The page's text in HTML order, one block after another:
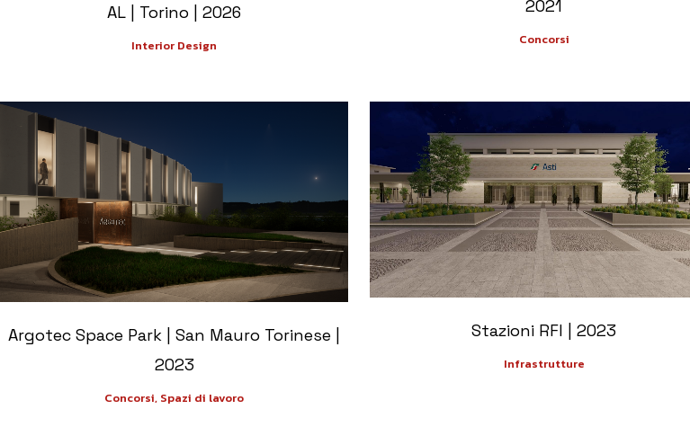
AL | Torino | 2026
Interior Design
2021
Concorsi
+
Argotec Space Park | San Mauro Torinese |
2023
Concorsi, Spazi di lavoro
+
Stazioni RFI | 2023
Infrastrutture